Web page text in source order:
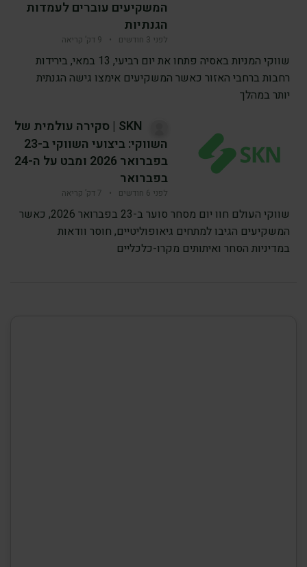
המשקיעים עוברים לעמדות
הגנתיות
לפני 3 חודשים • 9 דק’ קריאה
שווקי המניות באסיה פתחו את יום רביעי, 13 במאי, בירידות
רחבות ברחבי האזור כאשר המשקיעים אימצו גישה הגנתית
יותר במהלך
SKN | סקירה עולמית של
השווקי: ביצועי השווקי ב-23
בפברואר 2026 ומבט על ה-24
בפברואר
לפני 6 חודשים • 7 דק’ קריאה
שווקי העולם חוו יום מסחר סוער ב-23 בפברואר 2026, כאשר
המשקיעים הגיבו למתחים גיאופוליטיים, חוסר וודאות
במדיניות הסחר ואיתותים מקרו-כלכליים